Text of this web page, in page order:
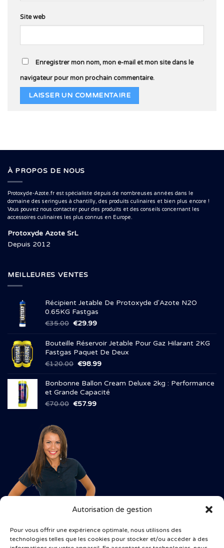
Autorisation de gestion
Pour vous offrir une expérience optimale, nous utilisons des
technologies telles que les cookies pour stocker et/ou accéder à des
Site web
Enregistrer mon nom, mon e-mail et mon site dans le
navigateur pour mon prochain commentaire.
À PROPOS DE NOUS
Protoxyde-Azote.fr est spécialiste depuis de nombreuses années dans le
domaine des seringues à chantilly, des produits culinaires et bien plus encore !
Vous pouvez nous contacter pour des produits et des conseils concernant les
accessoires culinaires les plus connus en Europe.
Protoxyde Azote SrL
Depuis 2012
MEILLEURES VENTES
Récipient Jetable De Protoxyde d'Azote N2O
0.65KG Fastgas
€35.00 Le
initial
était :
€35.00.
€29.99Le
actuel
est :
Bouteille Réservoir Jetable Pour Gaz Hilarant 2KG
Fastgas Paquet De Deux
€120.00 Le
initial
était :
€120.00.
€98.99Le
actuel
est :
Bonbonne Ballon Cream Deluxe 2kg : Performance
et Grande Capacité
€70.00 Le
€57.99Le